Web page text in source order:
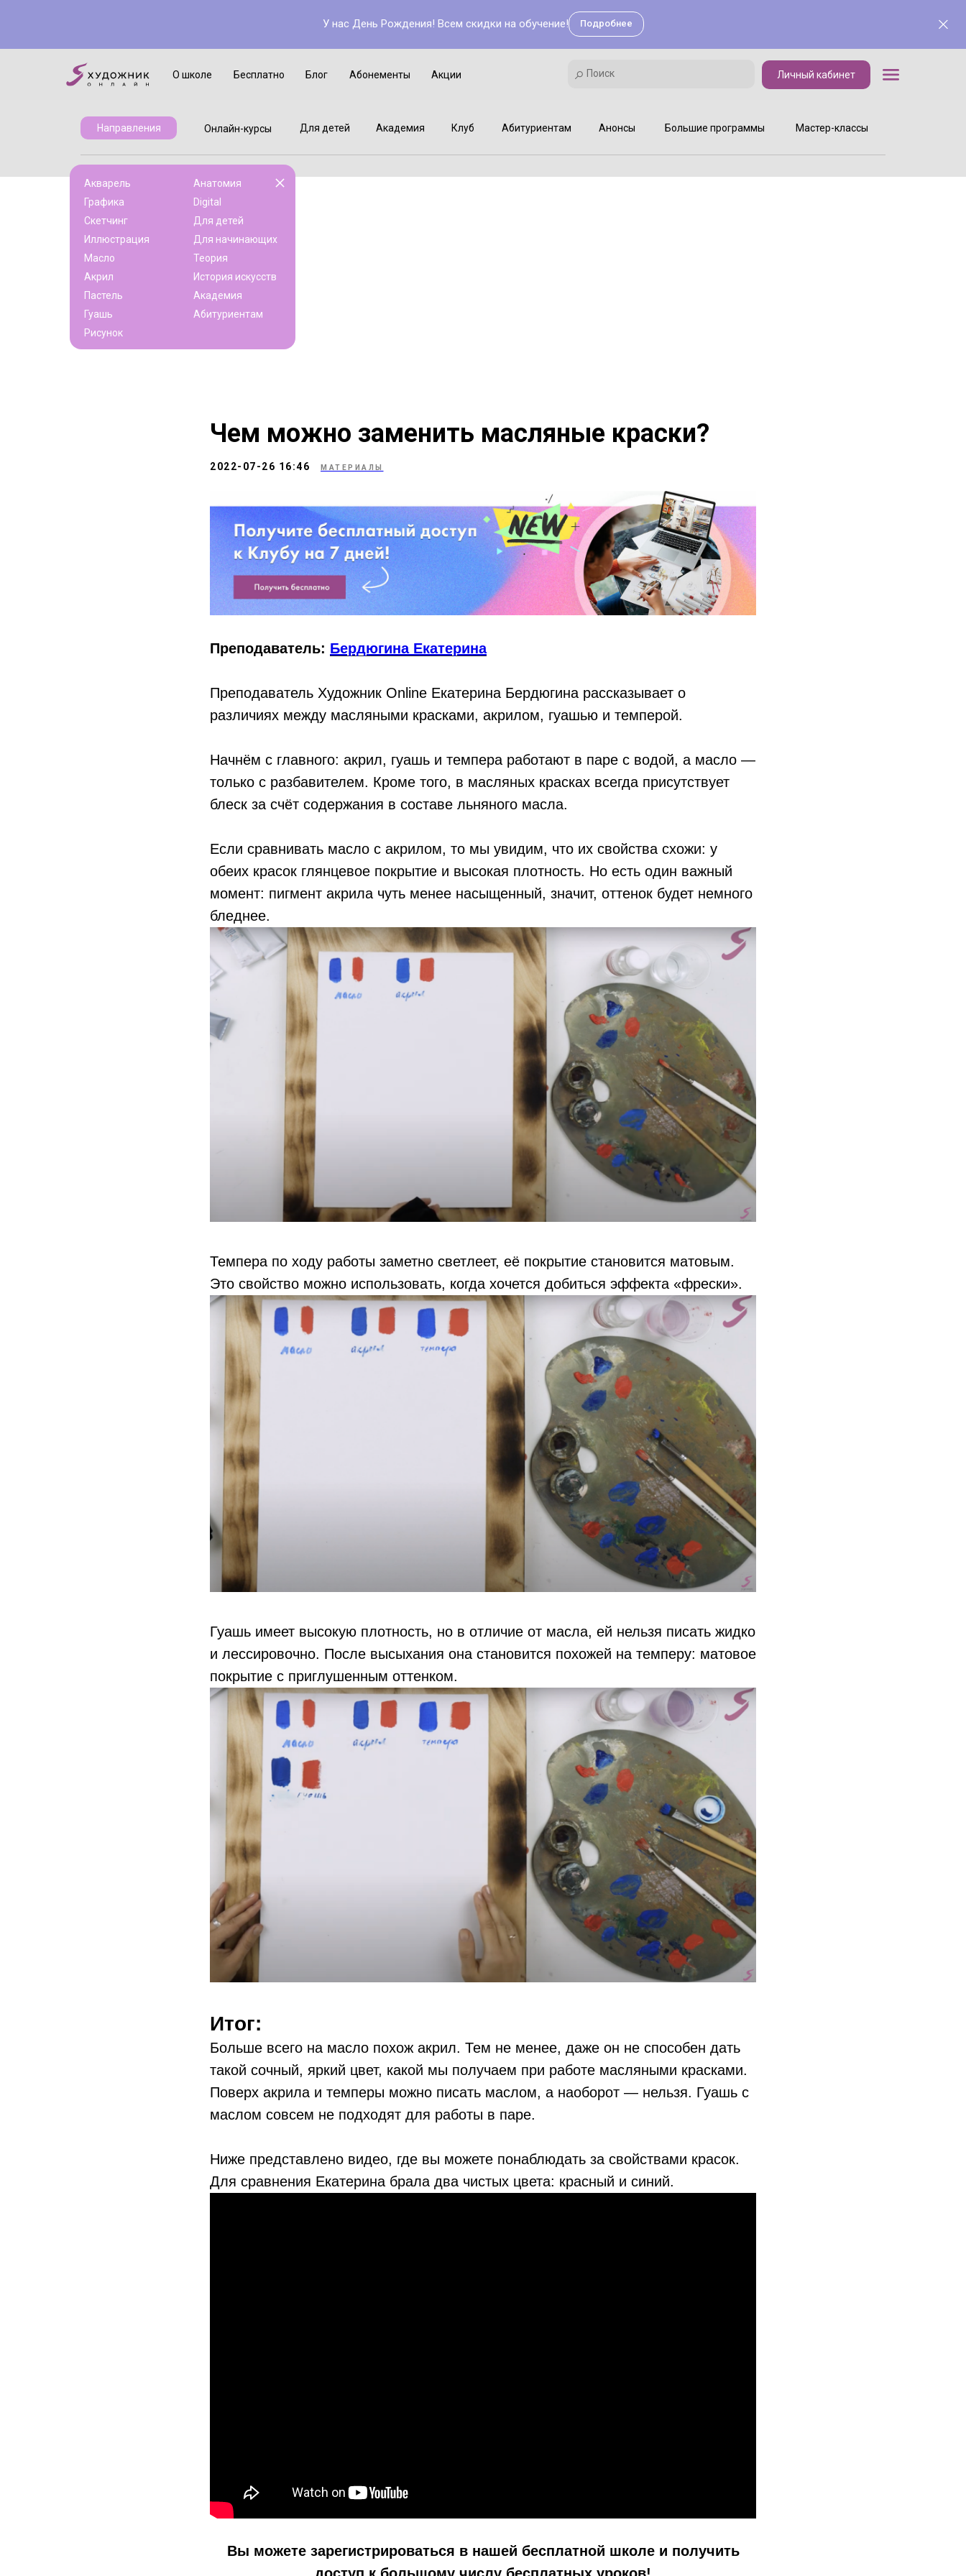
У нас День Рождения! Всем скидки на обучение! Подробнее
Блог Акции
Абонементы
О школе Бесплатно Личный кабинет
Поиск
Мастер-классы
Для детей Академия Клуб Абитуриентам Анонсы Большие программы
Онлайн-курсы
Направления
Поиск
Академия Клуб Мастер-классы
Акварель
Графика
Скетчинг
Иллюстрация
Масло
Акрил
Пастель
Гуашь
Рисунок
Анатомия
Digital
Для детей
Для начинающих
Теория
История искусств
Академия
Абитуриентам
Чем можно заменить масляные краски?
2022-07-26 16:46 МАТЕРИАЛЫ
Преподаватель: Бердюгина Екатерина
Преподаватель Художник Online Екатерина Бердюгина рассказывает о
различиях между масляными красками, акрилом, гуашью и темперой.
Начнём с главного: акрил, гуашь и темпера работают в паре с водой, а масло —
только с разбавителем. Кроме того, в масляных красках всегда присутствует
блеск за счёт содержания в составе льняного масла.
Если сравнивать масло с акрилом, то мы увидим, что их свойства схожи: у
обеих красок глянцевое покрытие и высокая плотность. Но есть один важный
момент: пигмент акрила чуть менее насыщенный, значит, оттенок будет немного
бледнее.
Темпера по ходу работы заметно светлеет, её покрытие становится матовым.
Это свойство можно использовать, когда хочется добиться эффекта «фрески».
Гуашь имеет высокую плотность, но в отличие от масла, ей нельзя писать жидко
и лессировочно. После высыхания она становится похожей на темперу: матовое
покрытие с приглушенным оттенком.
Итог:
Больше всего на масло похож акрил. Тем не менее, даже он не способен дать
такой сочный, яркий цвет, какой мы получаем при работе масляными красками.
Поверх акрила и темперы можно писать маслом, а наоборот — нельзя. Гуашь с
маслом совсем не подходят для работы в паре.
Ниже представлено видео, где вы можете понаблюдать за свойствами красок.
Для сравнения Екатерина брала два чистых цвета: красный и синий.
Вы можете зарегистрироваться в нашей бесплатной школе и получить